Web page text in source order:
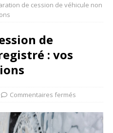
de cession de véhicule non
de
: vos
Commentaires fermés